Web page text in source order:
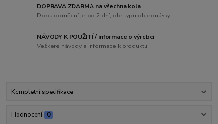
DOPRAVA ZDARMA na všechna kola
Doba doručení je od 2 dní, dle typu objednávky
NÁVODY K POUŽITÍ / informace o výrobci
Veškeré návody a informace k produktu.
Kompletní specifikace
Hodnocení 0